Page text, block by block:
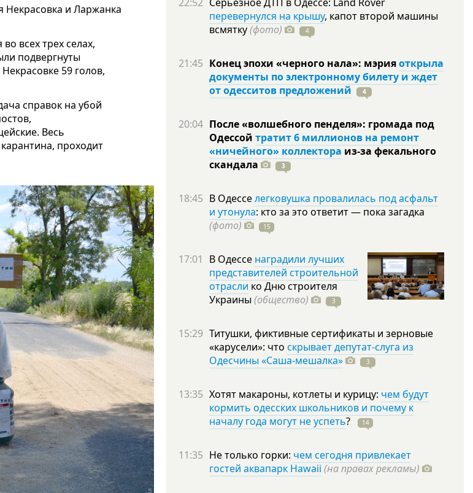
Некрасовка и Ларжанка
всех трех селах,
подвергнуты
59 голов,
справок на убой
Весь
проходит
перевернулся на крышу, капот второй машины
всмятку(фото) 4
21:45 Конец эпохи «черного нала»: мэрияоткрыла
документы по электронному билету и ждет
от одесситов предложений
4
20:04 После «волшебного пенделя»: громада под
Одессой тратит 6 миллионов на ремонт
«ничейного» коллектора из-за фекального
скандала
3
18:45 В Одесселегковушка провалилась под асфальт
и утонула: кто за это ответит — пока загадка
(фото)
15
17:01 В Одессе наградили лучших
представителей строительной
отрасли ко Дню строителя
Украины (общество) 3
15:29 Титушки, фиктивные сертификаты и зерновые
«карусели»: что скрывает депутат-слуга из
Одесчины «Саша-мешалка»
3
13:35 Хотят макароны, котлеты и курицу: чем будут
кормить одесских школьников и почему к
началу года могут не успеть? 14
11:35 Не только горки: чем сегодня привлекает
гостей аквапарк Hawaii (на правах рекламы)